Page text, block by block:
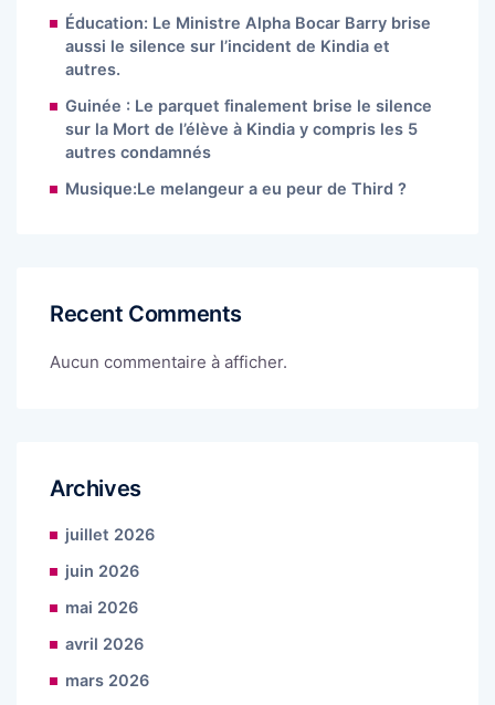
Éducation: Le Ministre Alpha Bocar Barry brise
aussi le silence sur l’incident de Kindia et
autres.
Guinée : Le parquet finalement brise le silence
sur la Mort de l’élève à Kindia y compris les 5
autres condamnés
Musique:Le melangeur a eu peur de Third ?
Recent Comments
Aucun commentaire à afficher.
Archives
juillet 2026
juin 2026
mai 2026
avril 2026
mars 2026